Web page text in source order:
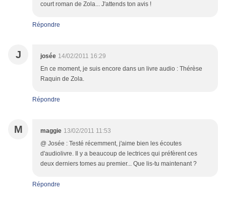
court roman de Zola... J'attends ton avis !
Répondre
J josée 14/02/2011 16:29
En ce moment, je suis encore dans un livre audio : Thérèse
Raquin de Zola.
Répondre
M maggie 13/02/2011 11:53
@ Josée : Testé récemment, j'aime bien les écoutes
d'audiolivre. Il y a beaucoup de lectrices qui préfèrent ces
deux derniers tomes au premier... Que lis-tu maintenant ?
Répondre